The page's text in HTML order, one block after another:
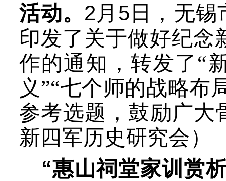
活动。 2 月 5 日，无
印发了 关于做好纪念
作的通知，转发了“
义”“七个师的战略布
参考选题 ， 鼓励广大
新四军历史研究会）
“惠山祠堂家训赏